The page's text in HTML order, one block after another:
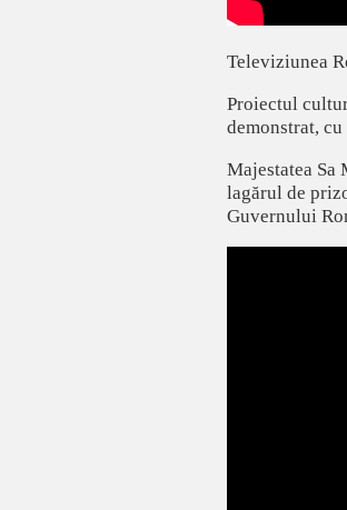
Televiziunea
Proiectul
demonstrat,
Majestatea Sa
lagărul de
Guvernului